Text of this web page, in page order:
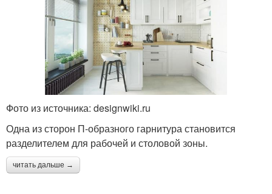
Фото из источника: designwiki.ru
Одна из сторон П-образного гарнитура становится
разделителем для рабочей и столовой зоны.
читать дальше →